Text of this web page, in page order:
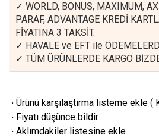
✓ WORLD, BONUS, MAXIMUM,
PARAF, ADVANTAGE KREDİ
FİYATINA 3 TAKSİT.
✓ HAVALE ve EFT ile
✓ TÜM ÜRÜNLERDE KARGO
· Ürünü karşılaştırma listeme ekle(
· Fiyatı düşünce bildir
· Aklımdakiler listesine ekle